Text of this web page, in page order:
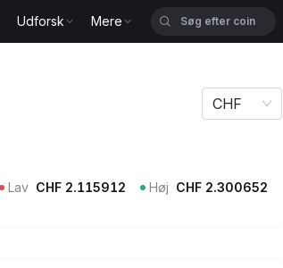
Udforsk Mere
CHF
Lav CHF 2.115912 Høj CHF 2.300652